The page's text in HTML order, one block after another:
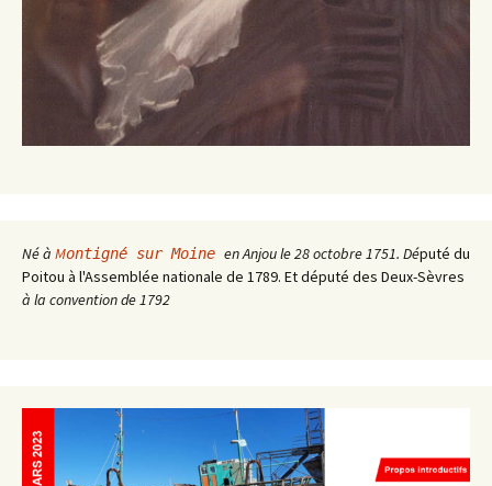
Né à Montigné sur Moine en Anjou le 28 octobre 1751. Député du
Poitou à l'Assemblée nationale de 1789. Et député des Deux-Sèvres
à la convention de 1792